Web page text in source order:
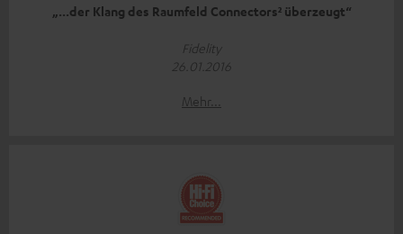
„...der Klang des Raumfeld Connectors² überzeugt“
Fidelity
26.01.2016
Mehr...